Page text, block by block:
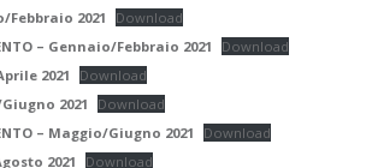
Febbraio 2021
Download
– Gennaio/Febbraio 2021
Download
2021
Download
2021
Download
– Maggio/Giugno 2021
Download
2021
Download